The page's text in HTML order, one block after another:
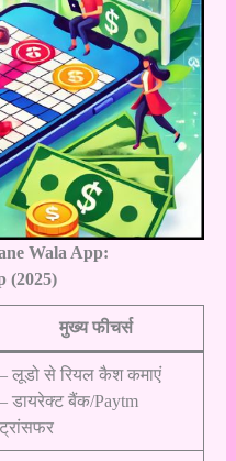
Wala App:
(2025)
मुख्य फीचर्स
– लूडो से रियल कैश कमाएं
– डायरेक्ट बैंक/Paytm
ट्रांसफर